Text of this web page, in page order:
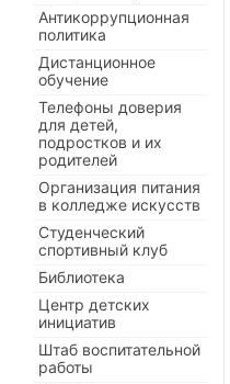
Антикоррупционная
политика
Дистанционное
обучение
Телефоны доверия
для детей,
подростков и их
родителей
Организация питания
в колледже искусств
Студенческий
спортивный клуб
Библиотека
Центр детских
инициатив
Штаб воспитательной
работы